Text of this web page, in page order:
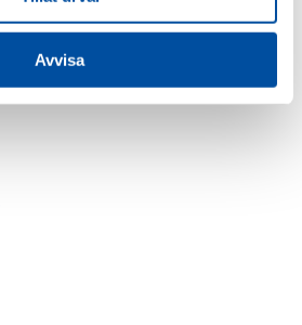
Avvisa